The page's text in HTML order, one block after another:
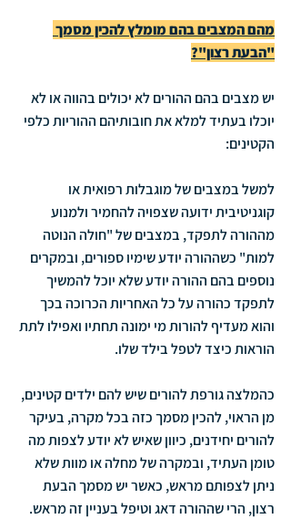
מהם המצבים בהם מומלץ להכין מסמך
"הבעת רצון"?
יש מצבים בהם ההורים לא יכולים בהווה או לא
יוכלו בעתיד למלא את חובותיהם ההוריות כלפי
הקטינים:
למשל במצבים של מוגבלות רפואית או
קוגניטיבית ידועה שצפויה להחמיר ולמנוע
מההורה לתפקד, במצבים של "חולה הנוטה
למות" כשההורה יודע שימיו ספורים, ובמקרים
נוספים בהם ההורה יודע שלא יוכל להמשיך
לתפקד כהורה על כל האחריות הכרוכה בכך
והוא מעדיף להורות מי ימונה תחתיו ואפילו לתת
הוראות כיצד לטפל בילד שלו.
כהמלצה גורפת להורים שיש להם ילדים קטינים,
מן הראוי, להכין מסמך כזה בכל מקרה, בעיקר
להורים יחידנים, כיוון שאיש לא יודע לצפות מה
טומן העתיד, ובמקרה של מחלה או מוות שלא
ניתן לצפותם מראש, כאשר יש מסמך הבעת
רצון, הרי שההורה דאג וטיפל בעניין זה מראש.